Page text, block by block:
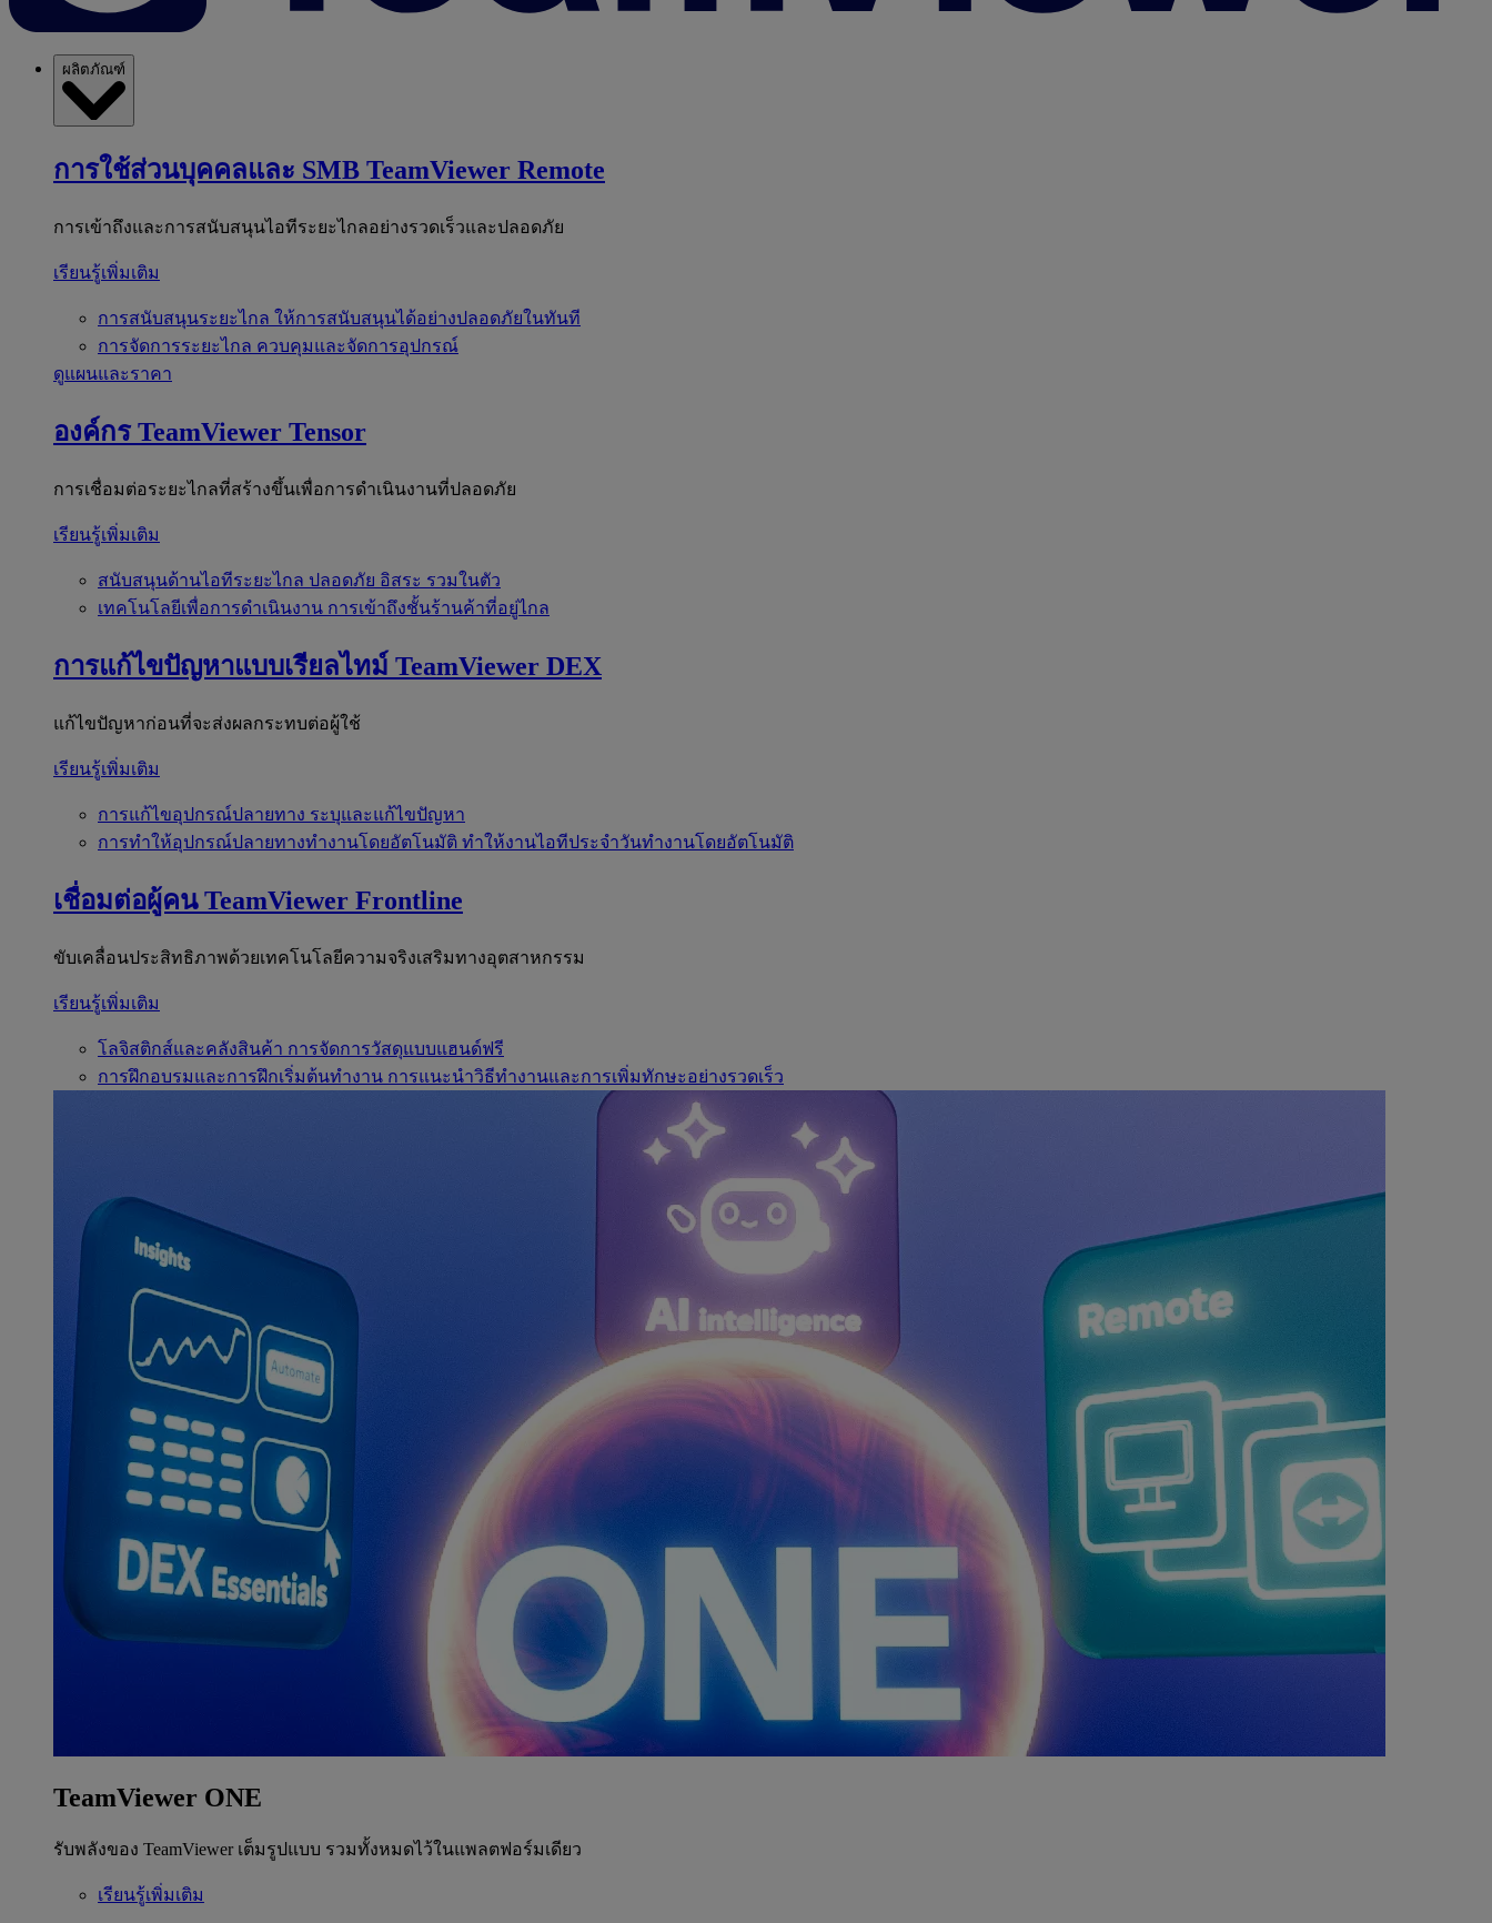
ผลิตภัณฑ์
การใช้ส่วนบุคคลและ SMB TeamViewer Remote
การเข้าถึงและการสนับสนุนไอทีระยะไกลอย่างรวดเร็วและปลอดภัย
เรียนรู้เพิ่มเติม
การสนับสนุนระยะไกล ให้การสนับสนุนได้อย่างปลอดภัยในทันที
การจัดการระยะไกล ควบคุมและจัดการอุปกรณ์
ดูแผนและราคา
องค์กร TeamViewer Tensor
การเชื่อมต่อระยะไกลที่สร้างขึ้นเพื่อการดำเนินงานที่ปลอดภัย
เรียนรู้เพิ่มเติม
สนับสนุนด้านไอทีระยะไกล ปลอดภัย อิสระ รวมในตัว
เทคโนโลยีเพื่อการดำเนินงาน การเข้าถึงชั้นร้านค้าที่อยู่ไกล
การแก้ไขปัญหาแบบเรียลไทม์ TeamViewer DEX
แก้ไขปัญหาก่อนที่จะส่งผลกระทบต่อผู้ใช้
เรียนรู้เพิ่มเติม
การแก้ไขอุปกรณ์ปลายทาง ระบุและแก้ไขปัญหา
การทำให้อุปกรณ์ปลายทางทำงานโดยอัตโนมัติ ทำให้งานไอทีประจำวันทำงานโดยอัตโนมัติ
เชื่อมต่อผู้คน TeamViewer Frontline
ขับเคลื่อนประสิทธิภาพด้วยเทคโนโลยีความจริงเสริมทางอุตสาหกรรม
เรียนรู้เพิ่มเติม
โลจิสติกส์และคลังสินค้า การจัดการวัสดุแบบแฮนด์ฟรี
การฝึกอบรมและการฝึกเริ่มต้นทำงาน การแนะนำวิธีทำงานและการเพิ่มทักษะอย่างรวดเร็ว
TeamViewer ONE
รับพลังของ TeamViewer เต็มรูปแบบ รวมทั้งหมดไว้ในแพลตฟอร์มเดียว
เรียนรู้เพิ่มเติม